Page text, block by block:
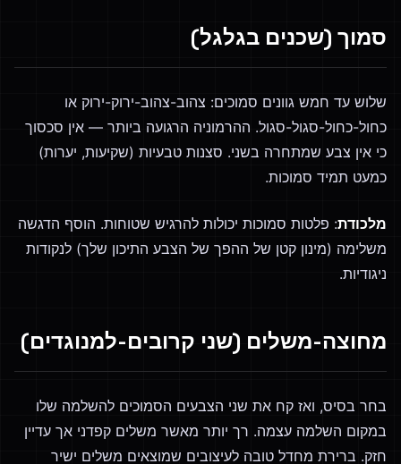
סמוך (שכנים בגלגל)
שלוש עד חמש גוונים סמוכים: צהוב-צהוב-ירוק-ירוק או
כחול-כחול-סגול-סגול. ההרמוניה הרגועה ביותר — אין סכסוך
כי אין צבע שמתחרה בשני. סצנות טבעיות (שקיעות, יערות)
כמעט תמיד סמוכות.
מלכודת: פלטות סמוכות יכולות להרגיש שטוחות. הוסף הדגשה
משלימה (מינון קטן של ההפך של הצבע התיכון שלך) לנקודות
ניגודיות.
מחוצה-משלים (שני קרובים-למנוגדים)
בחר בסיס, ואז קח את שני הצבעים הסמוכים להשלמה שלו
במקום השלמה עצמה. רך יותר מאשר משלים קפדני אך עדיין
חזק. ברירת מחדל טובה לעיצובים שמוצאים משלים ישיר